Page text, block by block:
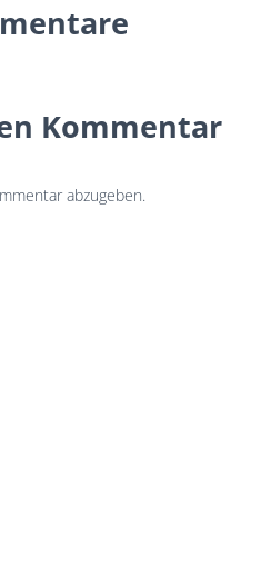
Kommentar
abzugeben.